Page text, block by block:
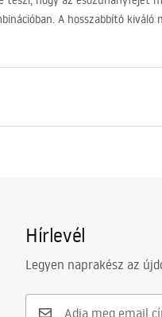
A hosszabbító kiváló
Hírlevél
Legyen naprakész az